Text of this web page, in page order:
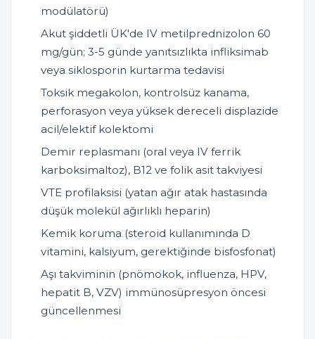
modülatörü)
Akut şiddetli ÜK'de IV metilprednizolon 60
mg/gün; 3-5 günde yanıtsızlıkta infliksimab
veya siklosporin kurtarma tedavisi
Toksik megakolon, kontrolsüz kanama,
perforasyon veya yüksek dereceli displazide
acil/elektif kolektomi
Demir replasmanı (oral veya IV ferrik
karboksimaltoz), B12 ve folik asit takviyesi
VTE profilaksisi (yatan ağır atak hastasında
düşük molekül ağırlıklı heparin)
Kemik koruma (steroid kullanımında D
vitamini, kalsiyum, gerektiğinde bisfosfonat)
Aşı takviminin (pnömokok, influenza, HPV,
hepatit B, VZV) immünosüpresyon öncesi
güncellenmesi